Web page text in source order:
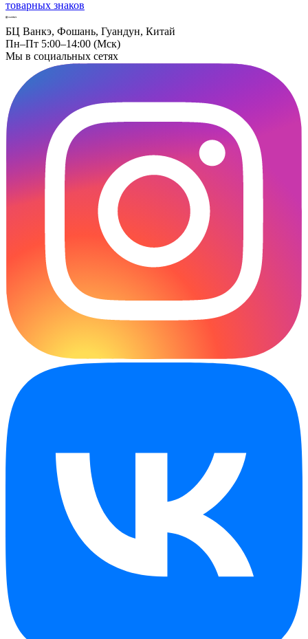
товарных знаков
БЦ Ванкэ, Фошань, Гуандун, Китай
Пн–Пт 5:00–14:00 (Мск)
Мы в социальных сетях